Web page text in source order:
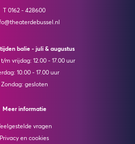
T 0162 - 428600
balie - juli & augustus
m vrijdag: 12.00 - 17.00 uur
10.00 - 17.00 uur
Zondag: gesloten
Meer informatie
vragen
Privacy en cookies